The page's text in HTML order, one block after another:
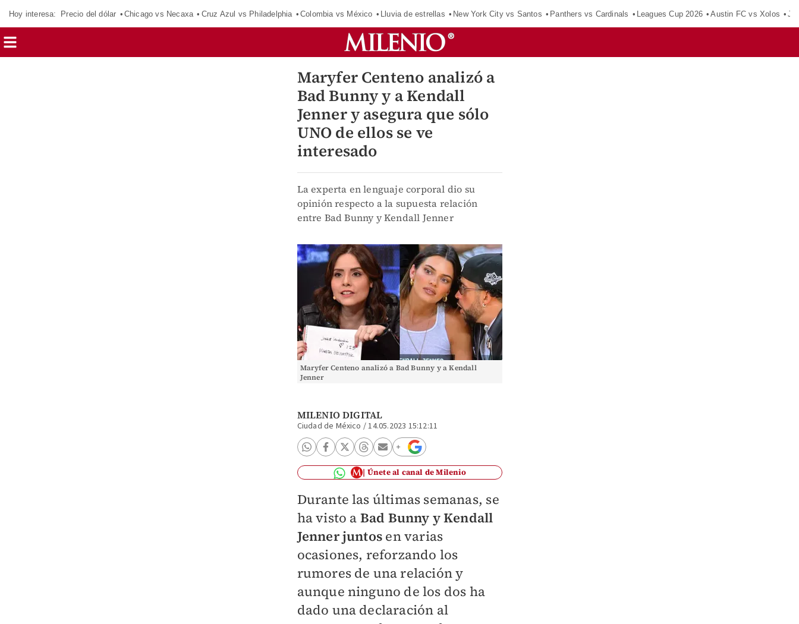
Hoy interesa: Precio del dólar Chicago vs Necaxa Cruz Azul vs Philadelphia Colombia vs México Lluvia de estrellas New York City vs Santos Panthers vs Cardinals Leagues Cup 2026 Austin FC vs Xolos
Maryfer Centeno analizó a
Bad Bunny y a Kendall
Jenner y asegura que sólo
UNO de ellos se ve
interesado
La experta en lenguaje corporal dio su
opinión respecto a la supuesta relación
entre Bad Bunny y Kendall Jenner
Maryfer Centeno analizó a Bad Bunny y a Kendall
Jenner
MILENIO DIGITAL
Ciudad de México /14.05.2023 15:12:11
Únete al canal de Milenio
Durante las últimas semanas, se
ha visto a Bad Bunny y Kendall
Jenner juntos en varias
ocasiones, reforzando los
rumores de una relación y
aunque ninguno de los dos ha
dado una declaración al